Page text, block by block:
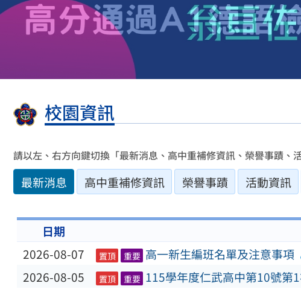
校園資訊
請以左、右方向鍵切換「最新消息、高中重補修資訊、榮譽事蹟
最新消息 高中重補修資訊 榮譽事蹟 活動資訊
日期
2026-08-07
置頂 重要 高一新生編班名單及注意事項
2026-08-05 置頂 重要 115學年度仁武高中第10號第